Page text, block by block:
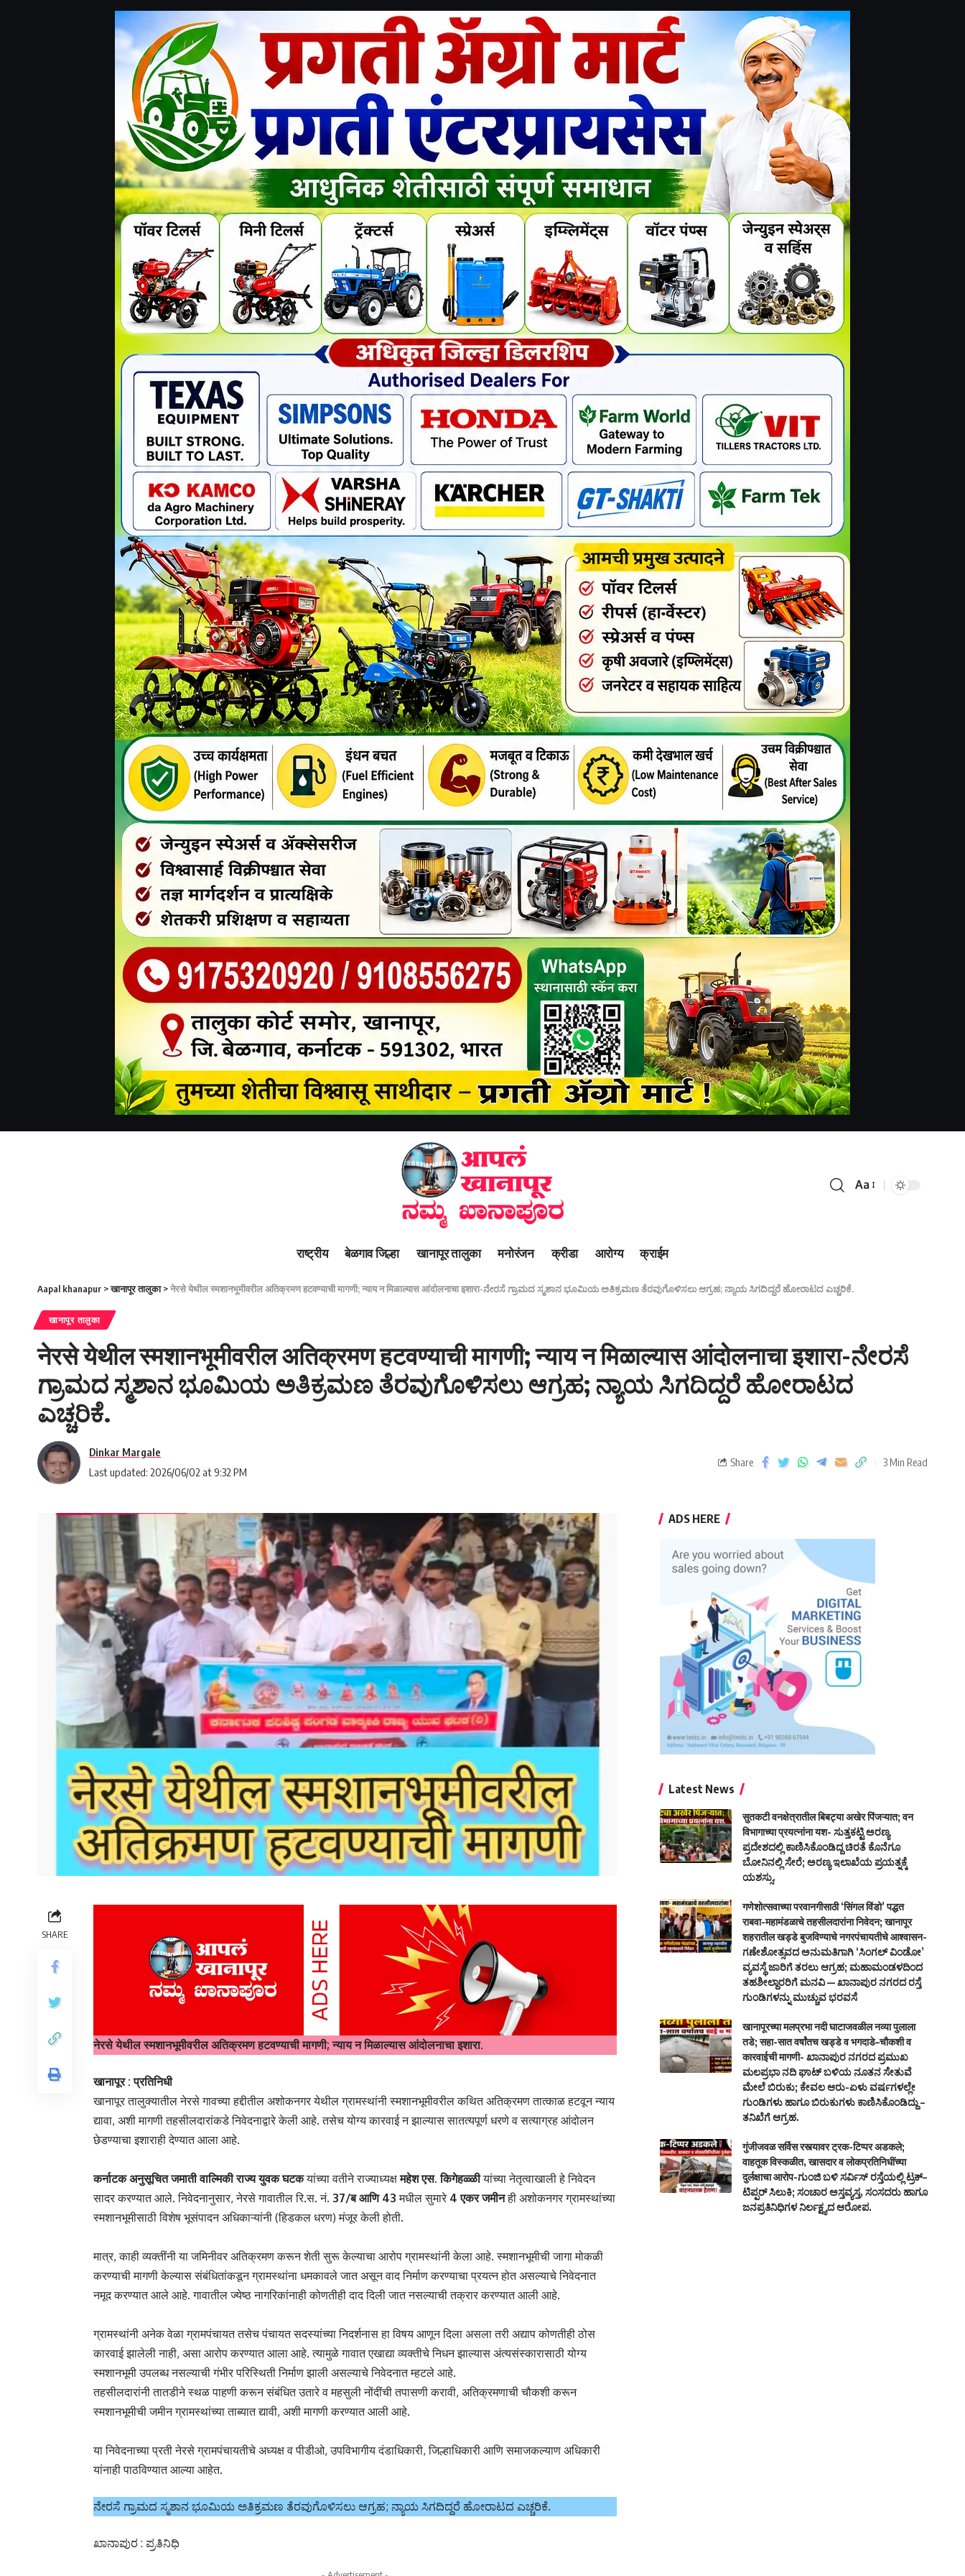
Aa
राष्ट्रीय बेळगाव जिल्हा खानापूर तालुका मनोरंजन क्रीडा आरोग्य क्राईम
Aapal khanapur >खानापूर तालुका>नेरसे येथील स्मशानभूमीवरील अतिक्रमण हटवण्याची मागणी; न्याय न मिळाल्यास आंदोलनाचा इशारा-ನೇರಸೆ ಗ್ರಾಮದ ಸ್ಮಶಾನ ಭೂಮಿಯ ಅತಿಕ್ರಮಣ ತೆರವುಗೊಳಿಸಲು ಆಗ್ರಹ; ನ್ಯಾಯ ಸಿಗದಿದ್ದರೆ ಹೋರಾಟದ ಎಚ್ಚರಿಕೆ.
खानापूर तालुका
नेरसे येथील स्मशानभूमीवरील अतिक्रमण हटवण्याची मागणी; न्याय न मिळाल्यास आंदोलनाचा इशारा-ನೇರಸೆ
ಗ್ರಾಮದ ಸ್ಮಶಾನ ಭೂಮಿಯ ಅತಿಕ್ರಮಣ ತೆರವುಗೊಳಿಸಲು ಆಗ್ರಹ; ನ್ಯಾಯ ಸಿಗದಿದ್ದರೆ ಹೋರಾಟದ
ಎಚ್ಚರಿಕೆ.
Last updated: 2026/06/02 at 9:32 PM
Dinkar Margale
Share 3 Min Read
SHARE
नेरसे येथील स्मशानभूमीवरील अतिक्रमण हटवण्याची मागणी; न्याय न मिळाल्यास आंदोलनाचा इशारा.
खानापूर : प्रतिनिधी
खानापूर तालुक्यातील नेरसे गावच्या हद्दीतील अशोकनगर येथील ग्रामस्थांनी स्मशानभूमीवरील कथित अतिक्रमण तात्काळ हटवून न्याय
द्यावा, अशी मागणी तहसीलदारांकडे निवेदनाद्वारे केली आहे. तसेच योग्य कारवाई न झाल्यास सातत्यपूर्ण धरणे व सत्याग्रह आंदोलन
छेडण्याचा इशाराही देण्यात आला आहे.
कर्नाटक अनुसूचित जमाती वाल्मिकी राज्य युवक घटकयांच्या वतीने राज्याध्यक्षमहेश एस. किगेहळ्ळीयांच्या नेतृत्वाखाली हे निवेदन
सादर करण्यात आले. निवेदनानुसार, नेरसे गावातील रि.स. नं. 37/ब आणि 43 मधील सुमारे 4 एकर जमीनही अशोकनगर ग्रामस्थांच्या
स्मशानभूमीसाठी विशेष भूसंपादन अधिकाऱ्यांनी (हिडकल धरण) मंजूर केली होती.
मात्र, काही व्यक्तींनी या जमिनीवर अतिक्रमण करून शेती सुरू केल्याचा आरोप ग्रामस्थांनी केला आहे. स्मशानभूमीची जागा मोकळी
करण्याची मागणी केल्यास संबंधितांकडून ग्रामस्थांना धमकावले जात असून वाद निर्माण करण्याचा प्रयत्न होत असल्याचे निवेदनात
नमूद करण्यात आले आहे. गावातील ज्येष्ठ नागरिकांनाही कोणतीही दाद दिली जात नसल्याची तक्रार करण्यात आली आहे.
ग्रामस्थांनी अनेक वेळा ग्रामपंचायत तसेच पंचायत सदस्यांच्या निदर्शनास हा विषय आणून दिला असला तरी अद्याप कोणतीही ठोस
कारवाई झालेली नाही, असा आरोप करण्यात आला आहे. त्यामुळे गावात एखाद्या व्यक्तीचे निधन झाल्यास अंत्यसंस्कारासाठी योग्य
स्मशानभूमी उपलब्ध नसल्याची गंभीर परिस्थिती निर्माण झाली असल्याचे निवेदनात म्हटले आहे.
तहसीलदारांनी तातडीने स्थळ पाहणी करून संबंधित उतारे व महसुली नोंदींची तपासणी करावी, अतिक्रमणाची चौकशी करून
स्मशानभूमीची जमीन ग्रामस्थांच्या ताब्यात द्यावी, अशी मागणी करण्यात आली आहे.
या निवेदनाच्या प्रती नेरसे ग्रामपंचायतीचे अध्यक्ष व पीडीओ, उपविभागीय दंडाधिकारी, जिल्हाधिकारी आणि समाजकल्याण अधिकारी
यांनाही पाठविण्यात आल्या आहेत.
ನೇರಸೆ ಗ್ರಾಮದ ಸ್ಮಶಾನ ಭೂಮಿಯ ಅತಿಕ್ರಮಣ ತೆರವುಗೊಳಿಸಲು ಆಗ್ರಹ; ನ್ಯಾಯ ಸಿಗದಿದ್ದರೆ ಹೋರಾಟದ ಎಚ್ಚರಿಕೆ.
ಖಾನಾಪುರ : ಪ್ರತಿನಿಧಿ
ADS HERE
Latest News
सुतकटी वनक्षेत्रातील बिबट्या अखेर पिंजऱ्यात; वन
विभागाच्या प्रयत्नांना यश- ಸುತ್ತಕಟ್ಟಿ ಅರಣ್ಯ
ಪ್ರದೇಶದಲ್ಲಿ ಕಾಣಿಸಿಕೊಂಡಿದ್ದ ಚಿರತೆ ಕೊನೆಗೂ
ಬೋನಿನಲ್ಲಿ ಸೇರೆ; ಅರಣ್ಯ ಇಲಾಖೆಯ ಪ್ರಯತ್ನಕ್ಕೆ
ಯಶಸ್ಸು.
गणेशोत्सवाच्या परवानगीसाठी ‘सिंगल विंडो’ पद्धत
राबवा-महामंडळाचे तहसीलदारांना निवेदन; खानापूर
शहरातील खड्डे बुजविण्याचे नगरपंचायतीचे आश्वासन-
ಗಣೇಶೋತ್ಸವದ ಅನುಮತಿಗಾಗಿ ‘ಸಿಂಗಲ್ ವಿಂಡೋ’
ವ್ಯವಸ್ಥೆ ಜಾರಿಗೆ ತರಲು ಆಗ್ರಹ; ಮಹಾಮಂಡಳದಿಂದ
ತಹಶೀಲ್ದಾರರಿಗೆ ಮನವಿ — ಖಾನಾಪುರ ನಗರದ ರಸ್ತೆ
ಗುಂಡಿಗಳನ್ನು ಮುಚ್ಚುವ ಭರವಸೆ
खानापूरच्या मलप्रभा नदी घाटाजवळील नव्या पुलाला
तडे; सहा-सात वर्षांतच खड्डे व भगदाडे–चौकशी व
कारवाईची मागणी- ಖಾನಾಪುರ ನಗರದ ಪ್ರಮುಖ
ಮಲಪ್ರಭಾ ನದಿ ಘಾಟ್ ಬಳಿಯ ನೂತನ ಸೇತುವೆ
ಮೇಲೆ ಬಿರುಕು; ಕೇವಲ ಆರು-ಏಳು ವರ್ಷಗಳಲ್ಲೇ
ಗುಂಡಿಗಳು ಹಾಗೂ ಬಿರುಕುಗಳು ಕಾಣಿಸಿಕೊಂಡಿದ್ದು –
ತನಿಖೆಗೆ ಆಗ್ರಹ.
गुंजीजवळ सर्विस रस्त्यावर ट्रक-टिप्पर अडकले;
वाहतूक विस्कळीत, खासदार व लोकप्रतिनिधींच्या
दुर्लक्षाचा आरोप-ಗುಂಜಿ ಬಳಿ ಸರ್ವಿಸ್ ರಸ್ತೆಯಲ್ಲಿ ಟ್ರಕ್–
ಟಿಪ್ಪರ್ ಸಿಲುಕಿ; ಸಂಚಾರ ಅಸ್ತವ್ಯಸ್ತ, ಸಂಸದರು ಹಾಗೂ
ಜನಪ್ರತಿನಿಧಿಗಳ ನಿರ್ಲಕ್ಷ್ಯದ ಆರೋಪ.